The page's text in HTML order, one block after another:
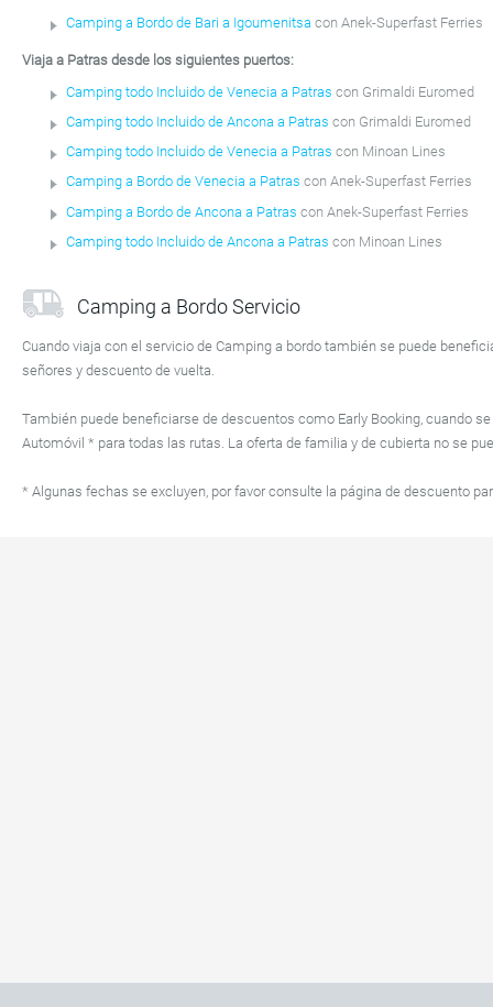
Camping a Bordo de Bari a Igoumenitsa con Anek-Superfast Ferries
Viaja a Patras desde los siguientes puertos:
Camping todo Incluido de Venecia a Patras con Grimaldi Euromed
Camping todo Incluido de Ancona a Patras con Grimaldi Euromed
Camping todo Incluido de Venecia a Patras con Minoan Lines
Camping a Bordo de Venecia a Patras con Anek-Superfast Ferries
Camping a Bordo de Ancona a Patras con Anek-Superfast Ferries
Camping todo Incluido de Ancona a Patras con Minoan Lines
Camping a Bordo Servicio
Cuando viaja con el servicio de Camping a bordo también se puede
señores y descuento de vuelta.
También puede beneficiarse de descuentos como Early Booking, cuando
Automóvil * para todas las rutas. La oferta de familia y de cubierta no se
* Algunas fechas se excluyen, por favor consulte la página de descuento